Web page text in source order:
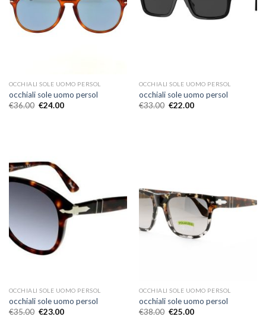
OCCHIALI SOLE UOMO PERSOL
occhiali sole uomo persol
€36.00 €24.00
OCCHIALI SOLE UOMO PERSOL
occhiali sole uomo persol
€33.00 €22.00
OCCHIALI SOLE UOMO PERSOL
occhiali sole uomo persol
€35.00 €23.00
OCCHIALI SOLE UOMO PERSOL
occhiali sole uomo persol
€38.00 €25.00